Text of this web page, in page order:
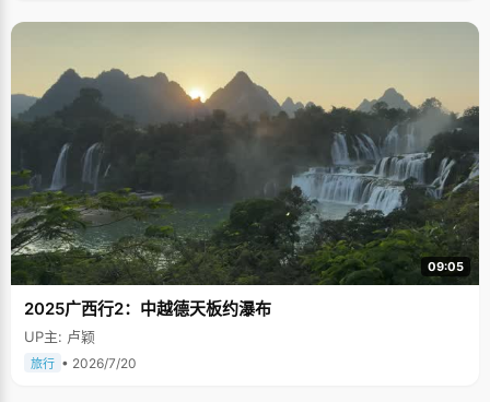
09:05
2025广西行2：中越德天板约瀑布
UP主: 卢颖
旅行 • 2026/7/20